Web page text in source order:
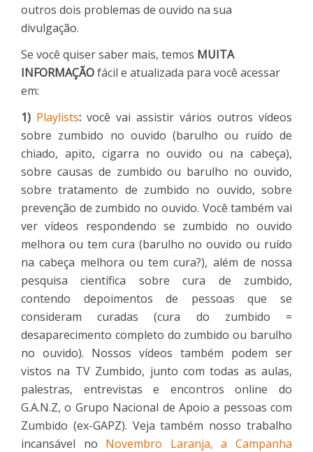
outros dois problemas de ouvido na sua
divulgação.
Se você quiser saber mais, temos MUITA
INFORMAÇÃOfácil e atualizada para você acessar
em:
1) Playlists: você vai assistir vários outros vídeos
sobre zumbido no ouvido (barulho ou ruído de
chiado, apito, cigarra no ouvido ou na cabeça),
sobre causas de zumbido ou barulho no ouvido,
sobre tratamento de zumbido no ouvido, sobre
prevenção de zumbido no ouvido. Você também vai
ver vídeos respondendo se zumbido no ouvido
melhora ou tem cura (barulho no ouvido ou ruído
na cabeça melhora ou tem cura?), além de nossa
pesquisa científica sobre cura de zumbido,
contendo depoimentos de pessoas que se
consideram curadas (cura do zumbido =
desaparecimento completo do zumbido ou barulho
no ouvido). Nossos vídeos também podem ser
vistos na TV Zumbido, junto com todas as aulas,
palestras, entrevistas e encontros online do
G.A.N.Z, o Grupo Nacional de Apoio a pessoas com
Zumbido (ex-GAPZ). Veja também nosso trabalho
incansável no Novembro Laranja, a Campanha